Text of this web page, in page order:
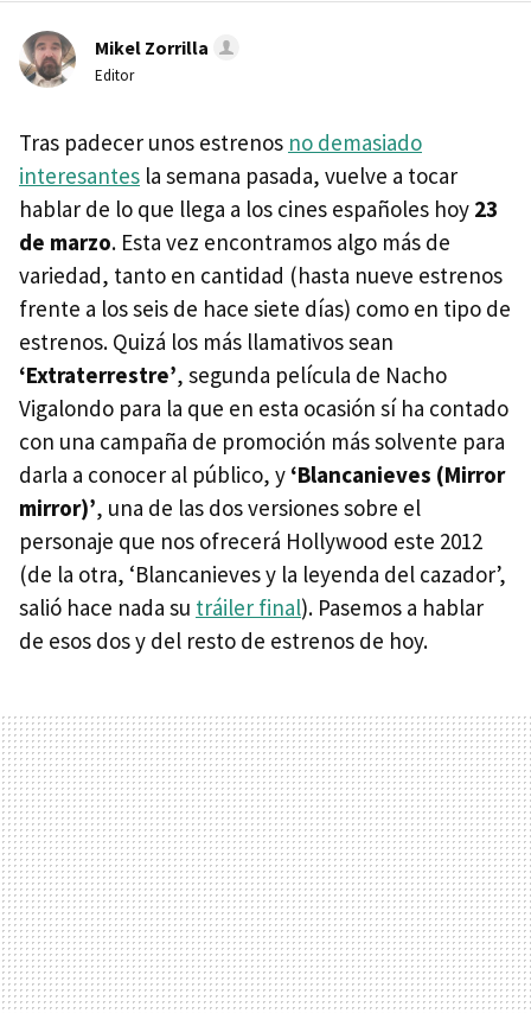
Mikel Zorrilla
Editor
Tras padecer unos estrenos no demasiado
interesantes la semana pasada, vuelve a tocar
hablar de lo que llega a los cines españoles hoy 23
de marzo. Esta vez encontramos algo más de
variedad, tanto en cantidad (hasta nueve estrenos
frente a los seis de hace siete días) como en tipo de
estrenos. Quizá los más llamativos sean
‘Extraterrestre’, segunda película de Nacho
Vigalondo para la que en esta ocasión sí ha contado
con una campaña de promoción más solvente para
darla a conocer al público, y ‘Blancanieves (Mirror
mirror)’, una de las dos versiones sobre el
personaje que nos ofrecerá Hollywood este 2012
(de la otra, ‘Blancanieves y la leyenda del cazador’,
salió hace nada su tráiler final). Pasemos a hablar
de esos dos y del resto de estrenos de hoy.